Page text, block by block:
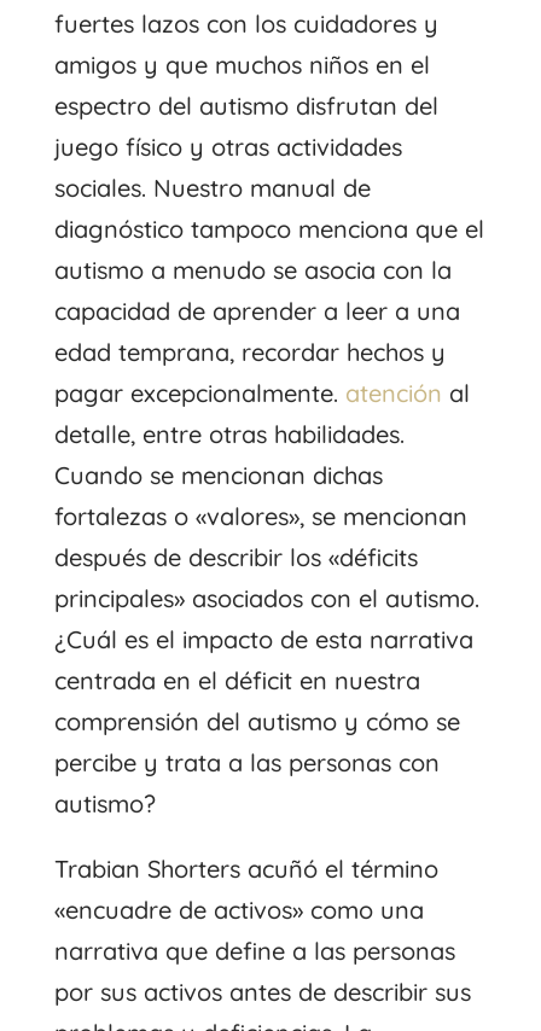
fuertes lazos con los cuidadores y
amigos y que muchos niños en el
espectro del autismo disfrutan del
juego físico y otras actividades
sociales. Nuestro manual de
diagnóstico tampoco menciona que el
autismo a menudo se asocia con la
capacidad de aprender a leer a una
edad temprana, recordar hechos y
pagar excepcionalmente. atención al
detalle, entre otras habilidades.
Cuando se mencionan dichas
fortalezas o «valores», se mencionan
después de describir los «déficits
principales» asociados con el autismo.
¿Cuál es el impacto de esta narrativa
centrada en el déficit en nuestra
comprensión del autismo y cómo se
percibe y trata a las personas con
autismo?
Trabian Shorters acuñó el término
«encuadre de activos» como una
narrativa que define a las personas
por sus activos antes de describir sus